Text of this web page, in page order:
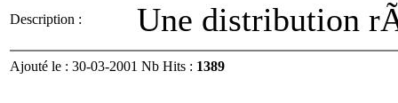
Description : Une distribution
Ajouté le : 30-03-2001 Nb Hits : 1389